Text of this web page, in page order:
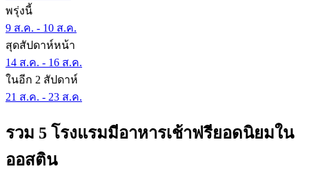
พรุ่งนี้
9 ส.ค. - 10 ส.ค.
สุดสัปดาห์หน้า
14 ส.ค. - 16 ส.ค.
ในอีก 2 สัปดาห์
21 ส.ค. - 23 ส.ค.
รวม 5 โรงแรมมีอาหารเช้าฟรียอดนิยมใน
ออสติน